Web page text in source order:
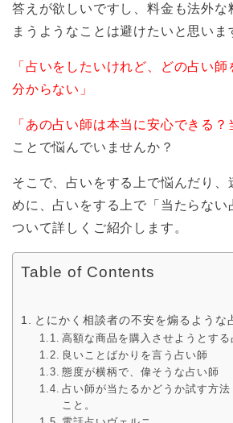
答えが欲しいですし、料金も法外な
まうようなことは避けたいと思いま
「占いをしたいけれど、どの占い
分からない」
「あの占い師は本当に安心できる？
ことで悩んでいませんか？
そこで、占いをする上で悩んだり、
めに、占いをする上で「当たらない
ついて詳しくご紹介します。
Table of Contents
とにかく相談者の不安を煽るような
高額な商品を購入させようとする
良いことばかりを言う占い師
態度が横柄で、偉そうな占い師
占い師が当たるかどうか試す方法
こと。